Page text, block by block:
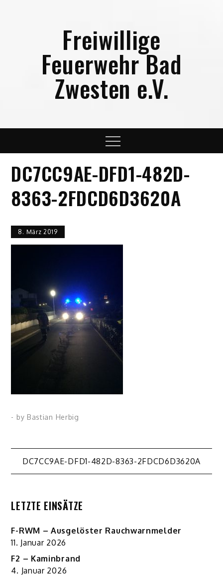
Freiwillige
Feuerwehr Bad
Zwesten e.V.
Menu
DC7CC9AE-DFD1-482D-
8363-2FDCD6D3620A
8. März 2019
- by Bastian Herbig
Beitragsnavigation
DC7CC9AE-DFD1-482D-8363-2FDCD6D3620A
LETZTE EINSÄTZE
F-RWM – Ausgelöster Rauchwarnmelder
11. Januar 2026
F2 – Kaminbrand
4. Januar 2026